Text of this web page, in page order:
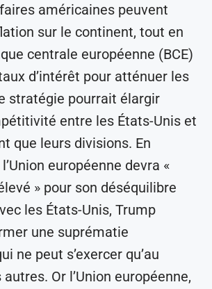
américaines peuvent
sur le continent, tout en
centrale européenne (BCE)
d’intérêt pour atténuer les
stratégie pourrait élargir
entre les États-Unis et
que leurs divisions. En
européenne devra «
» pour son déséquilibre
les États-Unis, Trump
une suprématie
ne peut s’exercer qu’au
Or l’Union européenne,